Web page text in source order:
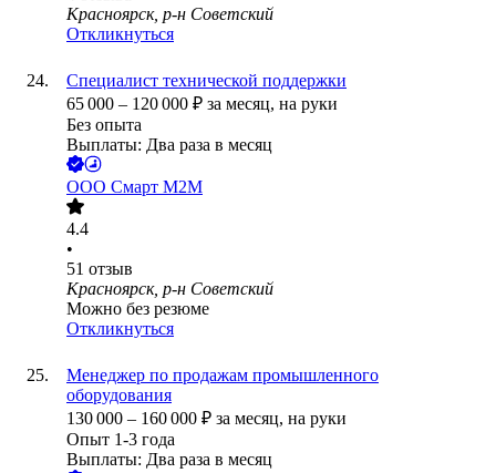
Красноярск, р-н Советский
Откликнуться
Специалист технической поддержки
65 000 – 120 000 ₽ за месяц, на руки
Без опыта
Выплаты: Два раза в месяц
ООО Смарт М2М
4.4
•
51 отзыв
Красноярск, р-н Советский
Можно без резюме
Откликнуться
Менеджер по продажам промышленного
оборудования
130 000 – 160 000 ₽ за месяц, на руки
Опыт 1-3 года
Выплаты: Два раза в месяц